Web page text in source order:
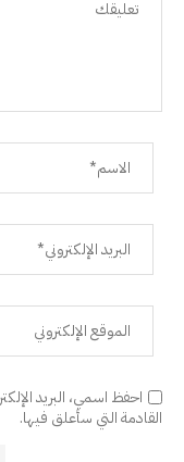
احفظ اسمي، البريد
القادمة التي سأعلق فيها.